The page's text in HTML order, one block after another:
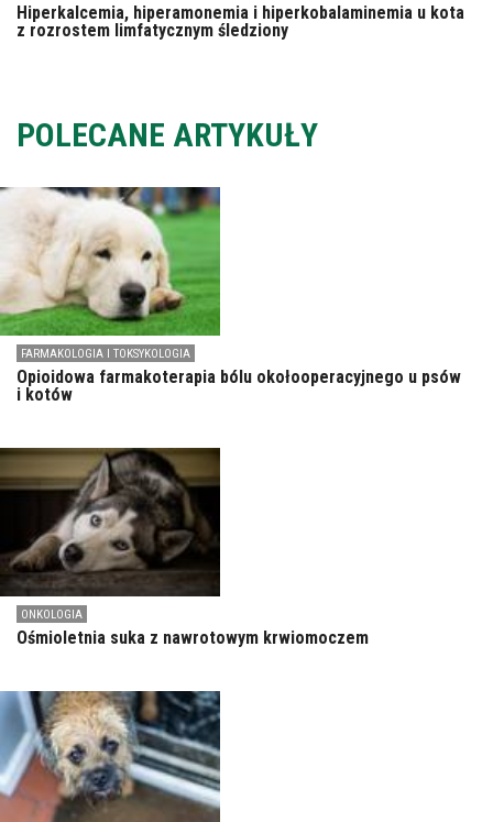
Hiperkalcemia, hiperamonemia i hiperkobalaminemia u kota
z rozrostem limfatycznym śledziony
POLECANE ARTYKUŁY
FARMAKOLOGIA I TOKSYKOLOGIA
Opioidowa farmakoterapia bólu okołooperacyjnego u psów
i kotów
ONKOLOGIA
Ośmioletnia suka z nawrotowym krwiomoczem